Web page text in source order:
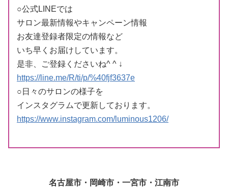
○公式LINEでは
サロン最新情報やキャンペーン情報
お友達登録者限定の情報など
いち早くお届けしています。
是非、ご登録くださいね^ ^ ↓
https://line.me/R/ti/p/%40fjf3637e
○日々のサロンの様子を
インスタグラムで更新しております。
https://www.instagram.com/luminous1206/
名古屋市・岡崎市・一宮市・江南市